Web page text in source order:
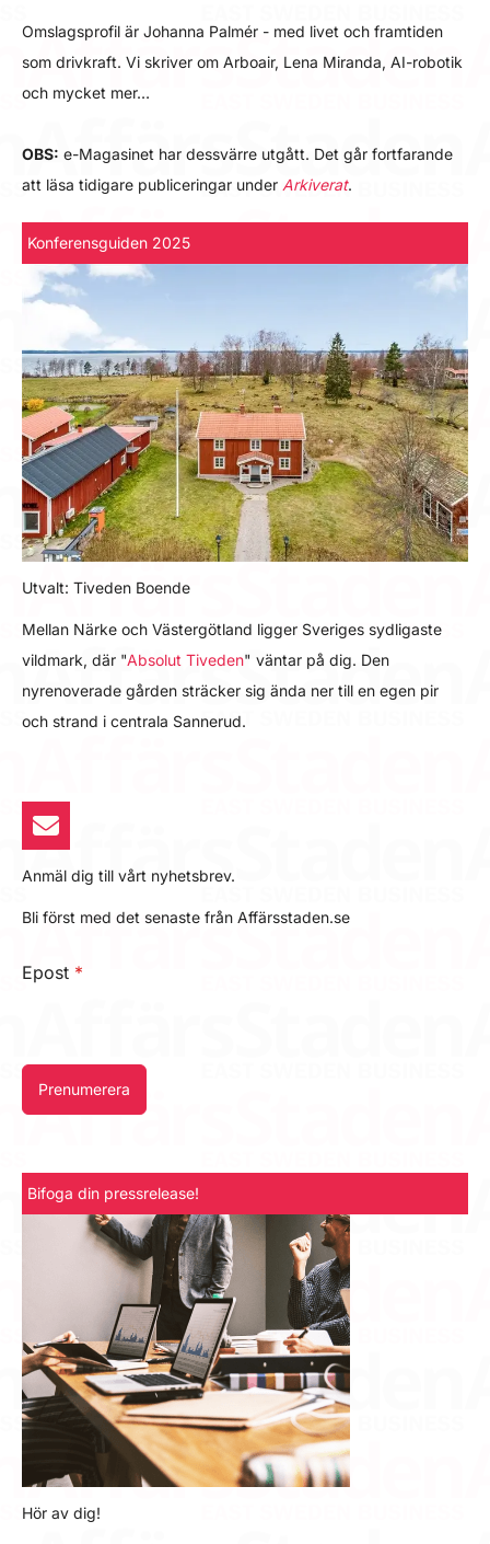
Omslagsprofil är Johanna Palmér - med livet och framtiden
som drivkraft. Vi skriver om Arboair, Lena Miranda, AI-robotik
och mycket mer…
OBS: e-Magasinet har dessvärre utgått. Det går fortfarande
att läsa tidigare publiceringar under Arkiverat.
Konferensguiden 2025
Utvalt: Tiveden Boende
Mellan Närke och Västergötland ligger Sveriges sydligaste
vildmark, där "Absolut Tiveden" väntar på dig. Den
nyrenoverade gården sträcker sig ända ner till en egen pir
och strand i centrala Sannerud.
Anmäl dig till vårt nyhetsbrev.
Bli först med det senaste från Affärsstaden.se
Epost *
Prenumerera
Bifoga din pressrelease!
Hör av dig!